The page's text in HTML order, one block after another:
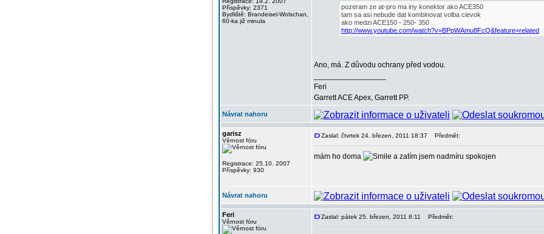
Příspěvky: 2371
Bydliště: Brandeisel-Wolschan,
60-ka již minula
pozeram ze at-pro ma iny konektor ako ACE350
tam sa asi nebude dat kombinovat volba cievok
ako medzi ACE150 - 250- 350
http://www.youtube.com/watch?v=BPpWAmu8FcQ&feature=related
Ano, má. Z důvodu ochrany před vodou.
Feri
Garrett ACE Apex, Garrett PP.
Návrat nahoru
garisz
Věrnost fóru
Registrace: 25.10. 2007
Příspěvky: 930
Zaslal: čtvrtek 24. březen, 2011 18:37 Předmět:
mám ho doma a zatím jsem nadmíru spokojen
Návrat nahoru
Feri
Věrnost fóru
Zaslal: pátek 25. březen, 2011 8:11 Předmět: